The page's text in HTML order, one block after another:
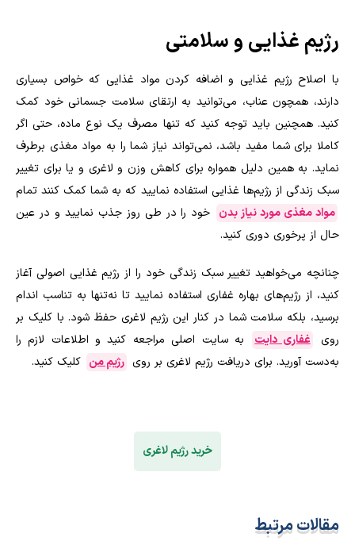
رژیم غذایی و سلامتی
با اصلاح رژیم غذایی و اضافه کردن مواد غذایی که خواص بسیاری
دارند، همچون عناب، می‌توانید به ارتقای سلامت جسمانی خود کمک
کنید. همچنین باید توجه کنید که تنها مصرف یک نوع ماده، حتی اگر
کاملا برای شما مفید باشد، نمی‌تواند نیاز شما را به مواد مغذی برطرف
نماید. به همین دلیل همواره برای کاهش وزن و لاغری و یا برای تغییر
سبک زندگی از رژیم‌ها غذایی استفاده نمایید که به شما کمک کنند تمام
مواد مغذی مورد نیاز بدن خود را در طی روز جذب نمایید و در عین
حال از پرخوری دوری کنید.
چنانچه می‌خواهید تغییر سبک زندگی خود را از رژیم غذایی اصولی آغاز
کنید، از رژیم‌های بهاره غفاری استفاده نمایید تا نه‌تنها به تناسب اندام
برسید، بلکه سلامت شما در کنار این رژیم لاغری حفظ شود. با کلیک بر
روی
غفاری دایت
به سایت اصلی مراجعه کنید و اطلاعات لازم را
به‌دست آورید. برای دریافت رژیم لاغری بر روی رژیم من کلیک کنید.
خرید رژیم لاغری
مقالات مرتبط